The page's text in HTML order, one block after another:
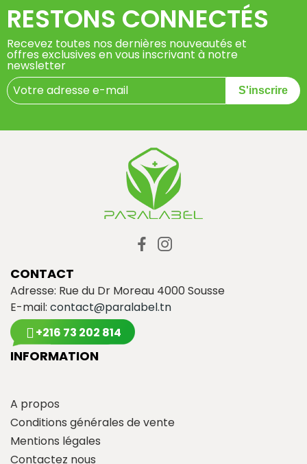
RESTONS CONNECTÉS
Recevez toutes nos dernières nouveautés et
offres exclusives en vous inscrivant à notre
newsletter
S'inscrire
CONTACT
Adresse: Rue du Dr Moreau 4000 Sousse
E-mail: contact@paralabel.tn
+216 73 202 814
INFORMATION
A propos
Conditions générales de vente
Mentions légales
Contactez nous